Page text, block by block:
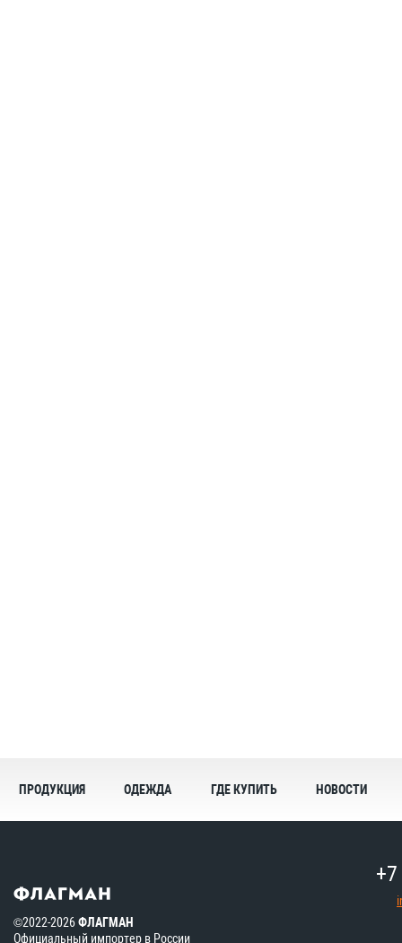
ПРОДУКЦИЯ ОДЕЖДА ГДЕ КУПИТЬ НОВОСТИ
©2022-2026ФЛАГМАН
Официальный импортер в России